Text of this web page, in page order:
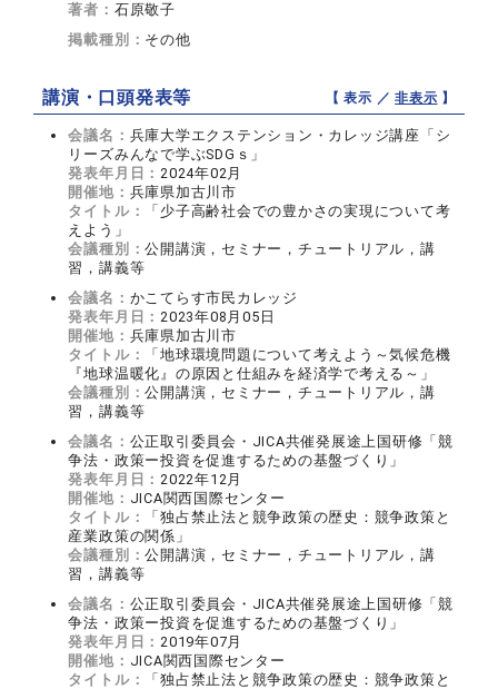
著者： 石原敬子
掲載種別： その他
講演・口頭発表等 【 表示 ／非表示 】
会議名： 兵庫大学エクステンション・カレッジ講座「シ
リーズみんなで学ぶSDGｓ」
発表年月日：2024年02月
開催地： 兵庫県加古川市
タイトル：
「少子高齢社会での豊かさの実現について考
えよう」
会議種別：公開講演，セミナー，チュートリアル，講
習，講義等
会議名： かこてらす市民カレッジ
発表年月日：2023年08月05日
開催地： 兵庫県加古川市
タイトル：
「地球環境問題について考えよう～気候危機
『地球温暖化』の原因と仕組みを経済学で考える～」
会議種別：公開講演，セミナー，チュートリアル，講
習，講義等
会議名： 公正取引委員会・JICA共催発展途上国研修「競
争法・政策ー投資を促進するための基盤づくり」
発表年月日：2022年12月
開催地： JICA関西国際センター
タイトル：
「独占禁止法と競争政策の歴史：競争政策と
産業政策の関係」
会議種別：公開講演，セミナー，チュートリアル，講
習，講義等
会議名： 公正取引委員会・JICA共催発展途上国研修「競
争法・政策ー投資を促進するための基盤づくり」
発表年月日：2019年07月
開催地： JICA関西国際センター
タイトル：
「独占禁止法と競争政策の歴史：競争政策と